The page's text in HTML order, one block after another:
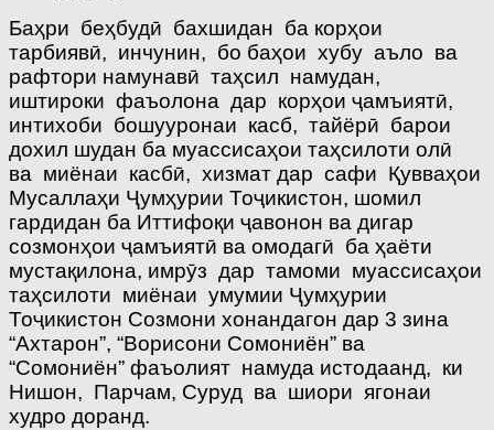
Баҳри беҳбудӣ бахшидан ба корҳои
тарбиявӣ, инчунин, бо баҳои хубу аъло ва
рафтори намунавӣ таҳсил намудан,
иштироки фаъолона дар корҳои ҷамъиятӣ,
интихоби бошууронаи касб, тайёрӣ барои
дохил шудан ба муассисаҳои таҳсилоти олӣ
ва миёнаи касбӣ, хизмат дар сафи Қувваҳои
Мусаллаҳи Ҷумҳурии Тоҷикистон, шомил
гардидан ба Иттифоқи ҷавонон ва дигар
созмонҳои ҷамъиятӣ ва омодагӣ ба ҳаёти
мустақилона, имрӯз дар тамоми муассисаҳои
таҳсилоти миёнаи умумии Ҷумҳурии
Тоҷикистон Созмони хонандагон дар 3 зина
“Ахтарон”, “Ворисони Сомониён” ва
“Сомониён” фаъолият намуда истодаанд, ки
Нишон, Парчам, Суруд ва шиори ягонаи
худро доранд.